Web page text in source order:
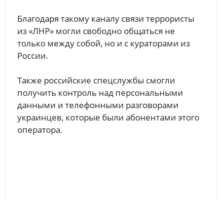
Благодаря такому каналу связи террористы
из «ЛНР» могли свободно общаться не
только между собой, но и с кураторами из
России.
Также российские спецслужбы смогли
получить контроль над персональными
данными и телефонными разговорами
украинцев, которые были абонентами этого
оператора.